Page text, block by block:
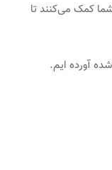
شما کمک می‌کنند تا
آورده ایم.